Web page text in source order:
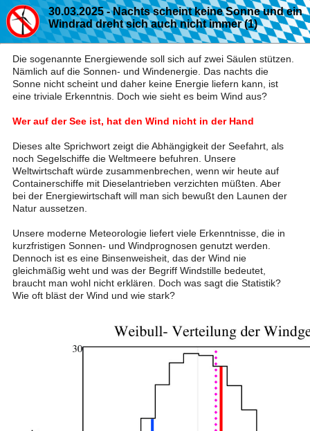
30.03.2025 - Nachts scheint keine Sonne und ein
Windrad dreht sich auch nicht immer (1)
Die sogenannte Energiewende soll sich auf zwei Säulen stützen.
Nämlich auf die Sonnen- und Windenergie. Das nachts die
Sonne nicht scheint und daher keine Energie liefern kann, ist
eine triviale Erkenntnis. Doch wie sieht es beim Wind aus?
Wer auf der See ist, hat den Wind nicht in der Hand
Dieses alte Sprichwort zeigt die Abhängigkeit der Seefahrt, als
noch Segelschiffe die Weltmeere befuhren. Unsere
Weltwirtschaft würde zusammenbrechen, wenn wir heute auf
Containerschiffe mit Dieselantrieben verzichten müßten. Aber
bei der Energiewirtschaft will man sich bewußt den Launen der
Natur aussetzen.
Unsere moderne Meteorologie liefert viele Erkenntnisse, die in
kurzfristigen Sonnen- und Windprognosen genutzt werden.
Dennoch ist es eine Binsenweisheit, das der Wind nie
gleichmäßig weht und was der Begriff Windstille bedeutet,
braucht man wohl nicht erklären. Doch was sagt die Statistik?
Wie oft bläst der Wind und wie stark?